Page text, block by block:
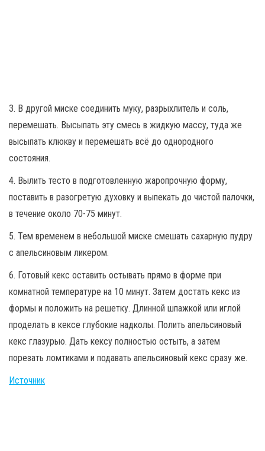
3. В другой миске соединить муку, разрыхлитель и соль,
перемешать. Высыпать эту смесь в жидкую массу, туда же
высыпать клюкву и перемешать всё до однородного
состояния.
4. Вылить тесто в подготовленную жаропрочную форму,
поставить в разогретую духовку и выпекать до чистой палочки,
в течение около 70-75 минут.
5. Тем временем в небольшой миске смешать сахарную пудру
с апельсиновым ликером.
6. Готовый кекс оставить остывать прямо в форме при
комнатной температуре на 10 минут. Затем достать кекс из
формы и положить на решетку. Длинной шпажкой или иглой
проделать в кексе глубокие надколы. Полить апельсиновый
кекс глазурью. Дать кексу полностью остыть, а затем
порезать ломтиками и подавать апельсиновый кекс сразу же.
Источник